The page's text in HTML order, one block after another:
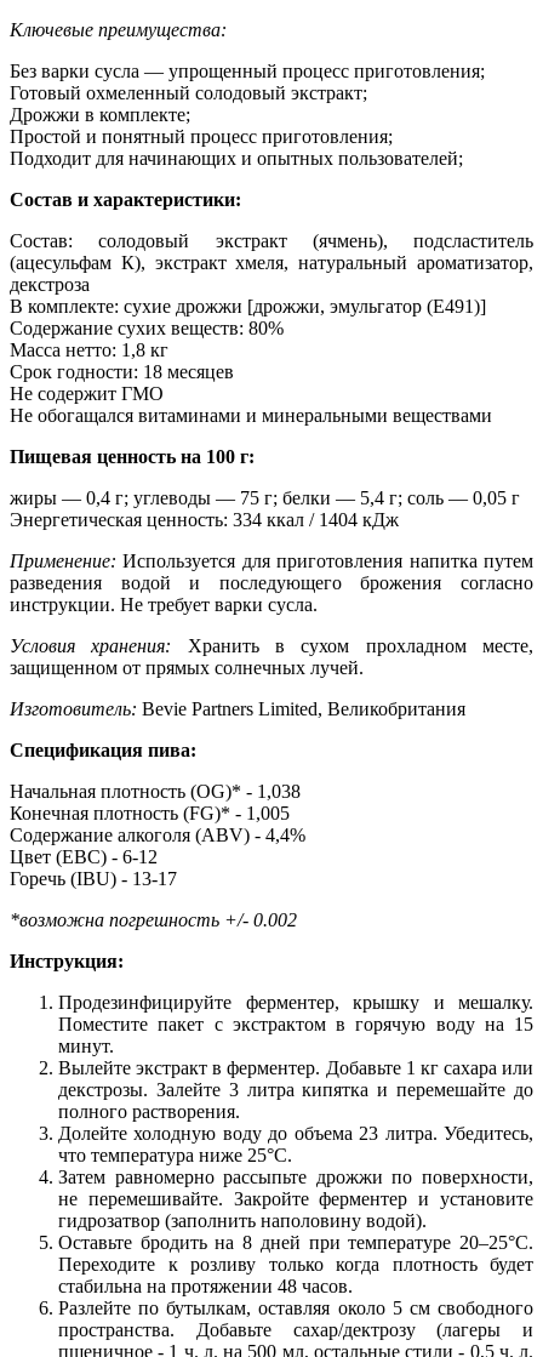
Ключевые преимущества:
Без варки сусла — упрощенный процесс приготовления;
Готовый охмеленный солодовый экстракт;
Дрожжи в комплекте;
Простой и понятный процесс приготовления;
Подходит для начинающих и опытных пользователей;
Состав и характеристики:
Состав: солодовый экстракт (ячмень), подсластитель
(ацесульфам К), экстракт хмеля, натуральный ароматизатор,
декстроза
В комплекте: сухие дрожжи [дрожжи, эмульгатор (E491)]
Содержание сухих веществ: 80%
Масса нетто: 1,8 кг
Срок годности: 18 месяцев
Не содержит ГМО
Не обогащался витаминами и минеральными веществами
Пищевая ценность на 100 г:
жиры — 0,4 г; углеводы — 75 г; белки — 5,4 г; соль — 0,05 г
Энергетическая ценность: 334 ккал / 1404 кДж
Применение: Используется для приготовления напитка путем
разведения водой и последующего брожения согласно
инструкции. Не требует варки сусла.
Условия хранения: Хранить в сухом прохладном месте,
защищенном от прямых солнечных лучей.
Изготовитель: Bevie Partners Limited, Великобритания
Спецификация пива:
Начальная плотность (OG)* - 1,038
Конечная плотность (FG)* - 1,005
Содержание алкоголя (ABV) - 4,4%
Цвет (EBC) - 6-12
Горечь (IBU) - 13-17
*возможна погрешность +/- 0.002
Инструкция:
Продезинфицируйте ферментер, крышку и мешалку.
Поместите пакет с экстрактом в горячую воду на 15
минут.
Вылейте экстракт в ферментер. Добавьте 1 кг сахара или
декстрозы. Залейте 3 литра кипятка и перемешайте до
полного растворения.
Долейте холодную воду до объема 23 литра. Убедитесь,
что температура ниже 25°C.
Затем равномерно рассыпьте дрожжи по поверхности,
не перемешивайте. Закройте ферментер и установите
гидрозатвор (заполнить наполовину водой).
Оставьте бродить на 8 дней при температуре 20–25°C.
Переходите к розливу только когда плотность будет
стабильна на протяжении 48 часов.
Разлейте по бутылкам, оставляя около 5 см свободного
пространства. Добавьте сахар/дектрозу (лагеры и
пшеничное - 1 ч. л. на 500 мл, остальные стили - 0,5 ч. л.